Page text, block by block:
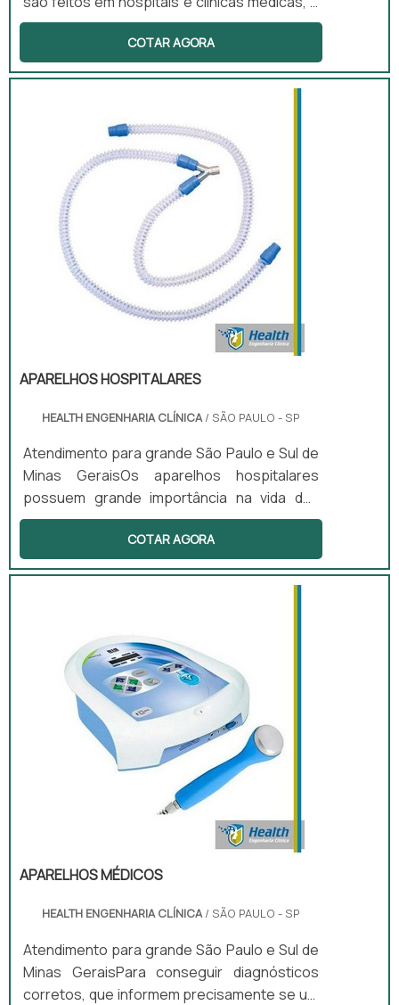
uso de um aparelho eletrocardiógrafo
comprar é fundamental. Esse tipo de
aparelho é utilizado para medir os
batimentos cardíacos de um paciente. Esse
na triagem do hospital e, desse modo, o
médico que irá atender o paciente já terá
conhecimento sobre os batimentos ...
COTAR AGORA
APARELHOS HOSPITALARES
HEALTH ENGENHARIA CLÍNICA/ SÃO PAULO - SP
Atendimento para grande São Paulo e Sul de
Minas GeraisOs aparelhos hospitalares
possuem grande importância na vida das
pessoas. Sem eles os pacientes que
passam por consultas médicas, não
poderiam saber se estão doentes ou o nível
de suas enfermidades. Os materiais devem
eliminada. Principais aparelhos e funções
Eletrocardiograma; Laringoscópio; Entre
diverso...
COTAR AGORA
APARELHOS MÉDICOS
HEALTH ENGENHARIA CLÍNICA/ SÃO PAULO - SP
Atendimento para grande São Paulo e Sul de
Minas GeraisPara conseguir diagnósticos
corretos, que informem precisamente se um